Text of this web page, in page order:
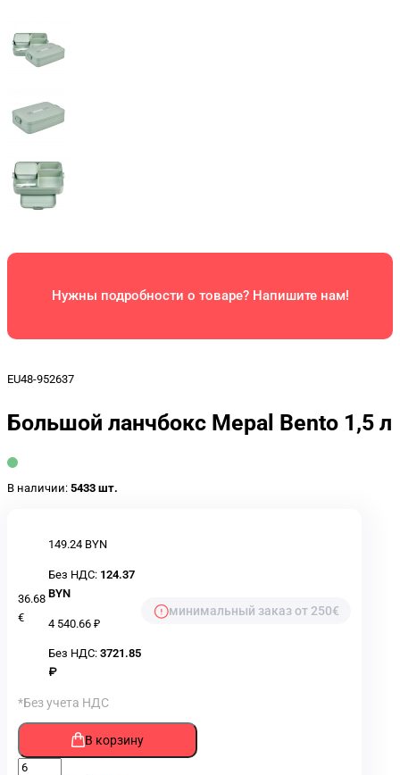
Нужны подробности о товаре? Напишите нам!
EU48-952637
Большой ланчбокс Mepal Bento 1,5 л
В наличии: 5433 шт.
36.68
€
149.24 BYN
Без НДС: 124.37
BYN
4 540.66 ₽
Без НДС:3721.85
₽
минимальный заказ от 250€
*Без учета НДС
В корзину